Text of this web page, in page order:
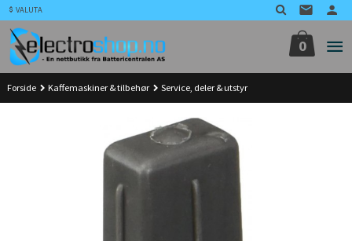
Gå
til
innholdet
VALUTA
0
Forside Kaffemaskiner & tilbehør Service, deler & utstyr